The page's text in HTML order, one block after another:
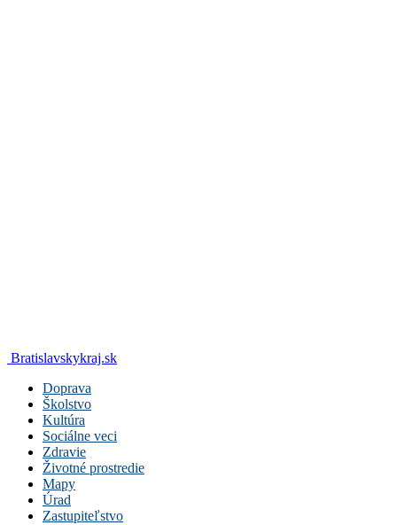
Bratislavskykraj.sk
Doprava
Školstvo
Kultúra
Sociálne veci
Zdravie
Životné prostredie
Mapy
Úrad
Zastupiteľstvo